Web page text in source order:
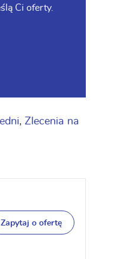
Ci oferty.
, Zlecenia na
Zapytaj o ofertę